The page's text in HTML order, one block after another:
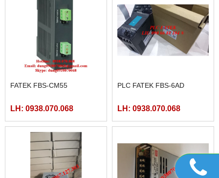
FATEK FBS-CM55
LH: 0938.070.068
PLC FATEK FBS-6AD
LH: 0938.070.068